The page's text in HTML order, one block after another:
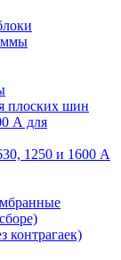
плоских шин
А для
1250 и 1600 А
контрагаек)